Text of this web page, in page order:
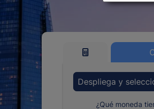
Despliega y
¿Qué moneda